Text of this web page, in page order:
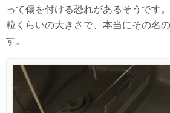
って傷を付ける恐れがあるそうです
粒くらいの大きさで、本当にその名
す。